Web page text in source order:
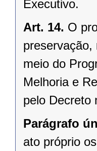
Executivo.
Art. 14. O
preservação,
meio do
Melhoria e
pelo Decreto
Parágrafo
ato próprio